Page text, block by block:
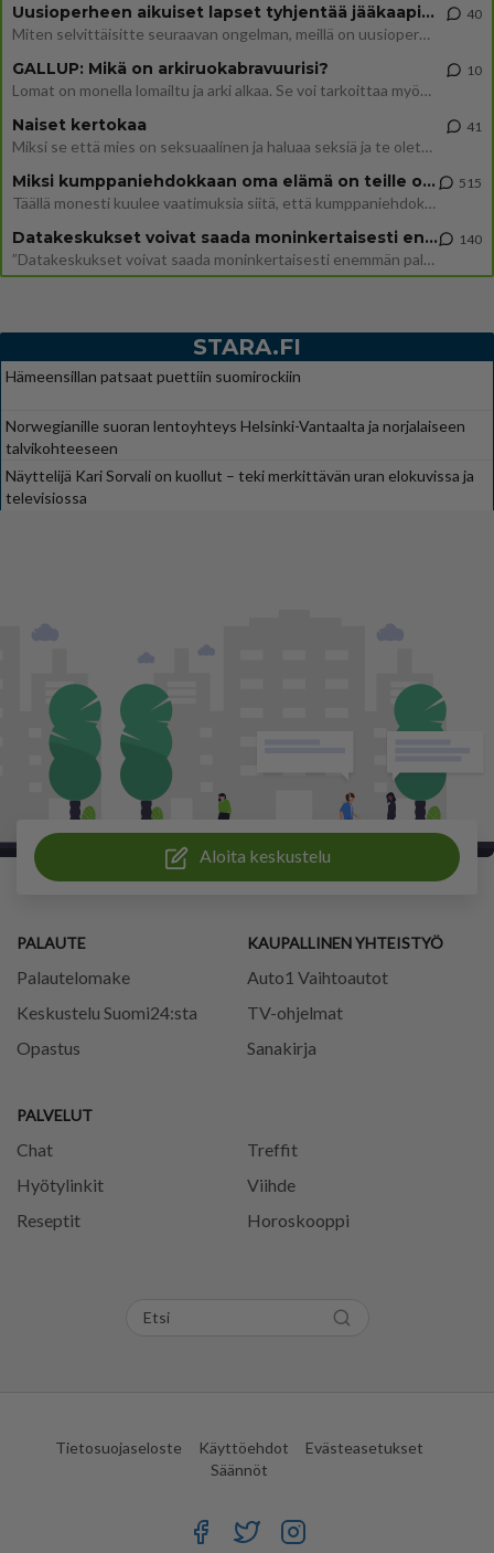
Uusioperheen aikuiset lapset tyhjentää jääkaapin käydessään
Miten selvittäisitte seuraavan ongelman, meillä on uusioperhe, minulla teini-ikäiset lapset ja puolisolla aikuiset, jotk
40
GALLUP: Mikä on arkiruokabravuurisi?
Lomat on monella lomailtu ja arki alkaa. Se voi tarkoittaa myös sitä, että grillailut on grillattu ja palataan arjen ruo
10
Naiset kertokaa
Miksi se että mies on seksuaalinen ja haluaa seksiä ja te olette hänen mielestänne haluttava on vastenmielistä? Mikä sii
41
Miksi kumppaniehdokkaan oma elämä on teille ongelma?
Täällä monesti kuulee vaatimuksia siitä, että kumppaniehdokkaalla ei saisi olla lemmikkejä, lapsia, kavereita, eksiä, su
515
Datakeskukset voivat saada moninkertaisesti enemmän palautuksia kuin mitä ne maksavat veroja
”Datakeskukset voivat saada moninkertaisesti enemmän palautuksia kuin mitä ne maksavat veroja”, sanoo professori Jussi K
140
STARA.FI
Hämeensillan patsaat puettiin suomirockiin
Norwegianille suoran lentoyhteys Helsinki-Vantaalta ja norjalaiseen
talvikohteeseen
Näyttelijä Kari Sorvali on kuollut – teki merkittävän uran elokuvissa ja
televisiossa
Aloita keskustelu
PALAUTE
Palautelomake
Keskustelu Suomi24:sta
Opastus
PALVELUT
Chat
Treffit
Hyötylinkit
Viihde
Reseptit
Horoskooppi
KAUPALLINEN YHTEISTYÖ
Auto1 Vaihtoautot
TV-ohjelmat
Sanakirja
Tietosuojaseloste Käyttöehdot
Evästeasetukset
Säännöt